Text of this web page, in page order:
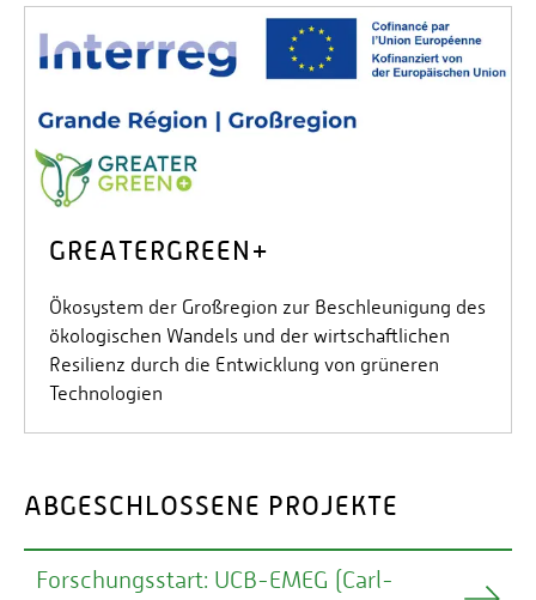
GREATERGREEN+
Ökosystem der Großregion zur Beschleunigung des
ökologischen Wandels und der wirtschaftlichen
Resilienz durch die Entwicklung von grüneren
Technologien
ABGESCHLOSSENE PROJEKTE
Forschungsstart: UCB-EMEG (Carl-